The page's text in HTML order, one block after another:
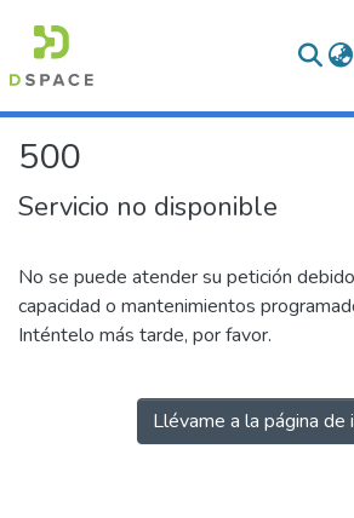
500
Servicio no disponible
No se puede atender su petición
capacidad o mantenimientos
Inténtelo más tarde, por favor.
Llévame a la página de